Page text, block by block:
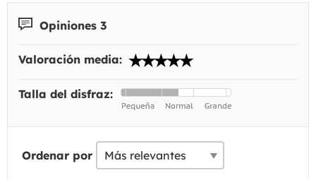
Opiniones 3
Valoración media:
Talla del disfraz:
Ordenar por